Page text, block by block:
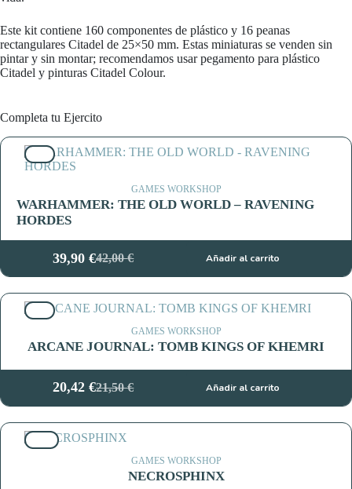
Este kit contiene 160 componentes de plástico y 16 peanas
rectangulares Citadel de 25×50 mm. Estas miniaturas se venden sin
pintar y sin montar; recomendamos usar pegamento para plástico
Citadel y pinturas Citadel Colour.
Completa tu Ejercito
GAMES WORKSHOP
WARHAMMER: THE OLD WORLD – RAVENING
HORDES
42,00€
El
precio
original
era:
42,00 €.
39,90€El
precio
actual
es:
39,90 €.
Añadir al carrito
GAMES WORKSHOP
ARCANE JOURNAL: TOMB KINGS OF KHEMRI
21,50€
El
precio
original
era:
21,50 €.
20,42€El
precio
actual
es:
20,42 €.
Añadir al carrito
GAMES WORKSHOP
NECROSPHINX